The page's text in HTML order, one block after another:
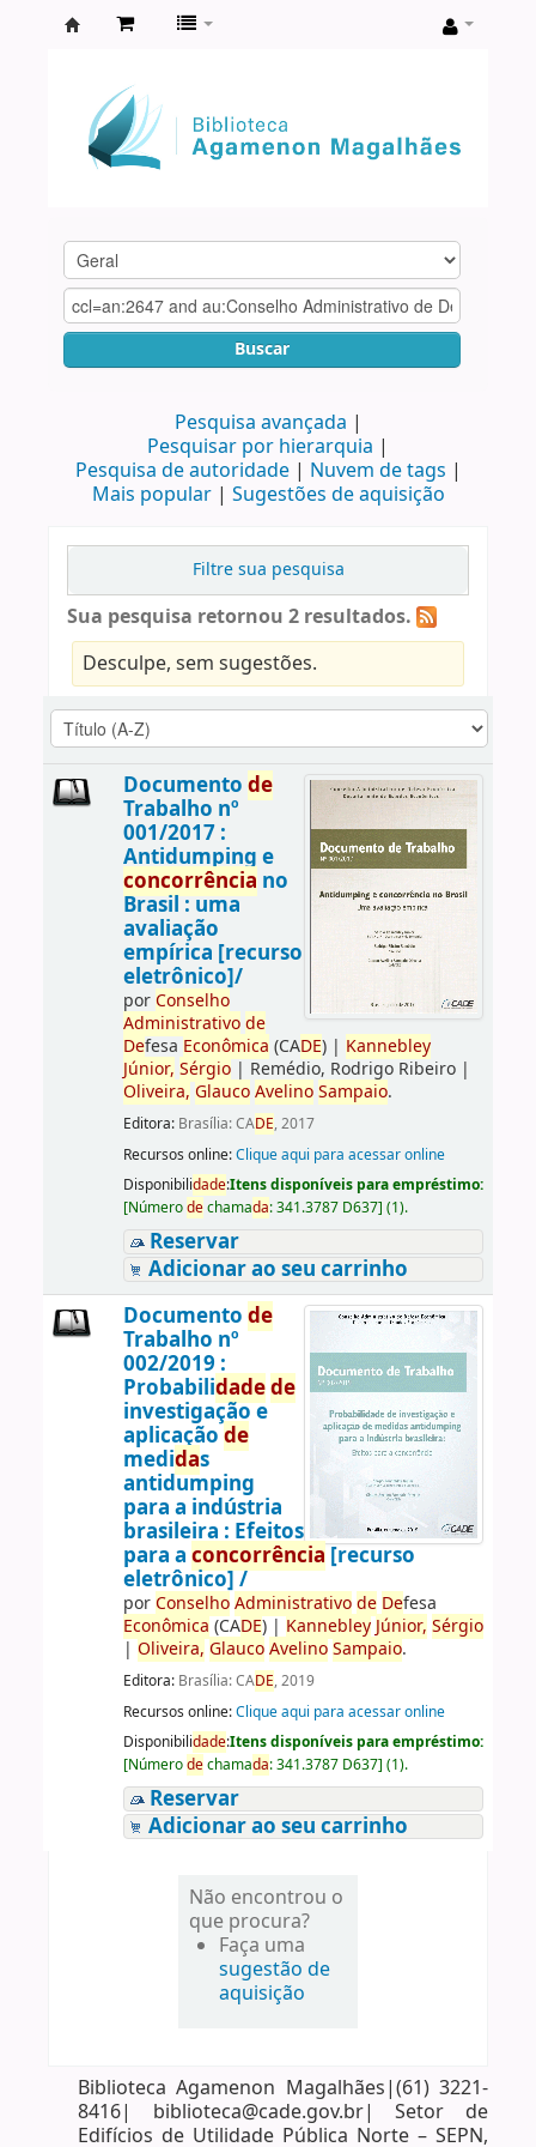
Agamenon
Magalhães
Buscar
Pesquisa avançada
Pesquisar por hierarquia
Pesquisa de autoridade
Nuvem de tags
Mais popular
Sugestões de aquisição
Filtre sua pesquisa
Sua pesquisa retornou 2 resultados.
Desculpe, sem sugestões.
Documento de
Trabalho nº
001/2017 :
Antidumping e
concorrência no
Brasil : uma
avaliação
empírica [recurso
eletrônico]/
porConselho
Administrativo de
Defesa Econômica (CADE)| Kannebley
Júnior, Sérgio| Remédio, Rodrigo Ribeiro|
Oliveira, Glauco Avelino Sampaio.
Editora: Brasília: CADE, 2017
Recursos online:Clique aqui para acessar online
Disponibilidade:Itens disponíveis para empréstimo:
[Númerodechamada:341.3787 D637] (1).
Reservar
Adicionar ao seu carrinho
Documento de
Trabalho nº
002/2019 :
Probabilidadede
investigação e
aplicação de
medidas
antidumping
para a indústria
brasileira : Efeitos
para a concorrência [recurso
eletrônico] /
porConselho Administrativo de Defesa
Econômica (CADE)| Kannebley Júnior, Sérgio
| Oliveira, Glauco Avelino Sampaio.
Editora: Brasília: CADE, 2019
Recursos online:Clique aqui para acessar online
Disponibilidade:Itens disponíveis para empréstimo:
[Númerodechamada:341.3787 D637] (1).
Reservar
Adicionar ao seu carrinho
Não encontrou o
que procura?
Faça uma
sugestão de
aquisição
Biblioteca Agamenon Magalhães|(61) 3221-
8416| biblioteca@cade.gov.br| Setor de
Edifícios de Utilidade Pública Norte – SEPN,